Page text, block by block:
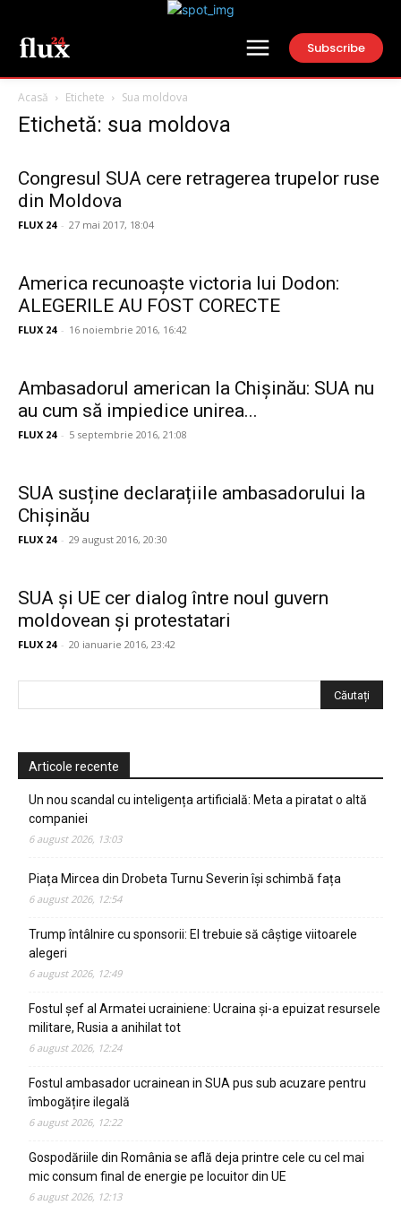
Subscribe
Acasă Etichete Sua moldova
Etichetă: sua moldova
Congresul SUA cere retragerea trupelor ruse
din Moldova
FLUX 24 - 27 mai 2017, 18:04
America recunoaște victoria lui Dodon:
ALEGERILE AU FOST CORECTE
FLUX 24 - 16 noiembrie 2016, 16:42
Ambasadorul american la Chișinău: SUA nu
au cum să impiedice unirea...
FLUX 24 - 5 septembrie 2016, 21:08
SUA susține declarațiile ambasadorului la
Chișinău
FLUX 24 - 29 august 2016, 20:30
SUA și UE cer dialog între noul guvern
moldovean și protestatari
FLUX 24 - 20 ianuarie 2016, 23:42
Articole recente
Un nou scandal cu inteligența artificială: Meta a piratat o altă
companiei
6 august 2026, 13:03
Piața Mircea din Drobeta Turnu Severin își schimbă fața
6 august 2026, 12:54
Trump întâlnire cu sponsorii: El trebuie să câștige viitoarele
alegeri
6 august 2026, 12:49
Fostul șef al Armatei ucrainiene: Ucraina și-a epuizat resursele
militare, Rusia a anihilat tot
6 august 2026, 12:24
Fostul ambasador ucrainean in SUA pus sub acuzare pentru
îmbogățire ilegală
6 august 2026, 12:22
Gospodăriile din România se află deja printre cele cu cel mai
mic consum final de energie pe locuitor din UE
6 august 2026, 12:13